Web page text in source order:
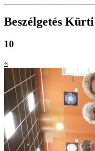
Beszélgetés
10
«